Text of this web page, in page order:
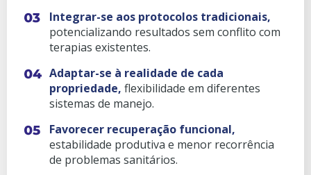
Integrar-se aos protocolos tradicionais,
potencializando resultados sem conflito com
terapias existentes.
Adaptar-se à realidade de cada
propriedade, flexibilidade em diferentes
sistemas de manejo.
Favorecer recuperação funcional,
estabilidade produtiva e menor recorrência
de problemas sanitários.